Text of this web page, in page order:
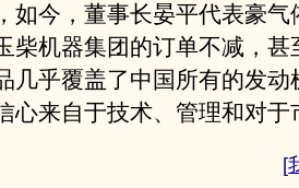
如今，董事长晏平代表豪气
柴机器集团的订单不减，甚
几乎覆盖了中国所有的发动
心来自于技术、管理和对于
[